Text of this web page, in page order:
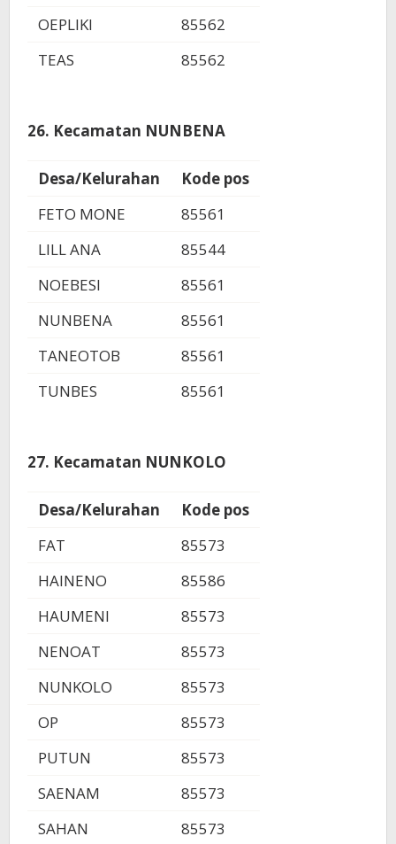
OEPLIKI
85562
TEAS
85562
26. Kecamatan NUNBENA
Desa/Kelurahan
Kode pos
FETO MONE
85561
LILL ANA
85544
NOEBESI
85561
NUNBENA
85561
TANEOTOB
85561
TUNBES
85561
27. Kecamatan NUNKOLO
Desa/Kelurahan
Kode pos
FAT
85573
HAINENO
85586
HAUMENI
85573
NENOAT
85573
NUNKOLO
85573
OP
85573
PUTUN
85573
SAENAM
85573
SAHAN
85573